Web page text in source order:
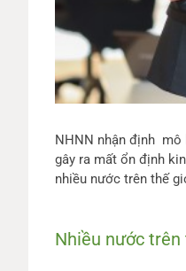
NHNN nhận định mô
gây ra mất ổn định
nhiều nước trên thế
Nhiều nước